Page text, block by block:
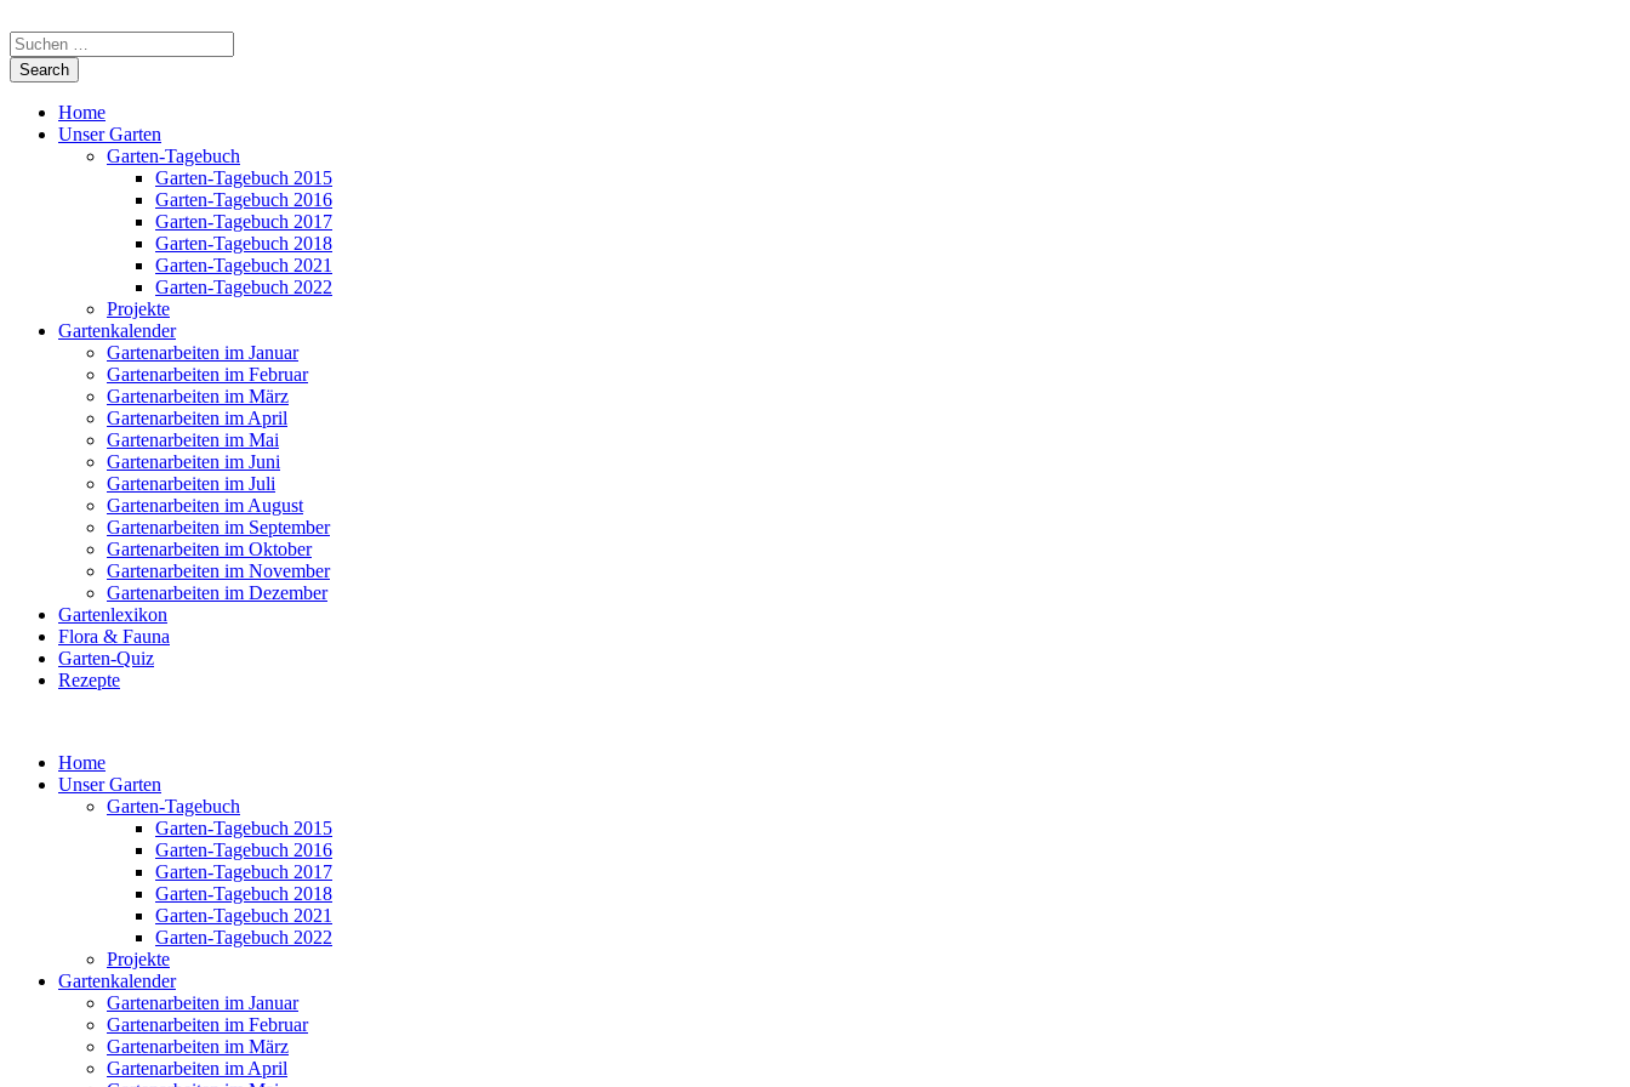
Home
Unser Garten
Garten-Tagebuch
Garten-Tagebuch 2015
Garten-Tagebuch 2016
Garten-Tagebuch 2017
Garten-Tagebuch 2018
Garten-Tagebuch 2021
Garten-Tagebuch 2022
Projekte
Gartenkalender
Gartenarbeiten im Januar
Gartenarbeiten im Februar
Gartenarbeiten im März
Gartenarbeiten im April
Gartenarbeiten im Mai
Gartenarbeiten im Juni
Gartenarbeiten im Juli
Gartenarbeiten im August
Gartenarbeiten im September
Gartenarbeiten im Oktober
Gartenarbeiten im November
Gartenarbeiten im Dezember
Gartenlexikon
Flora & Fauna
Garten-Quiz
Rezepte
Home
Unser Garten
Garten-Tagebuch
Garten-Tagebuch 2015
Garten-Tagebuch 2016
Garten-Tagebuch 2017
Garten-Tagebuch 2018
Garten-Tagebuch 2021
Garten-Tagebuch 2022
Projekte
Gartenkalender
Gartenarbeiten im Januar
Gartenarbeiten im Februar
Gartenarbeiten im März
Gartenarbeiten im April